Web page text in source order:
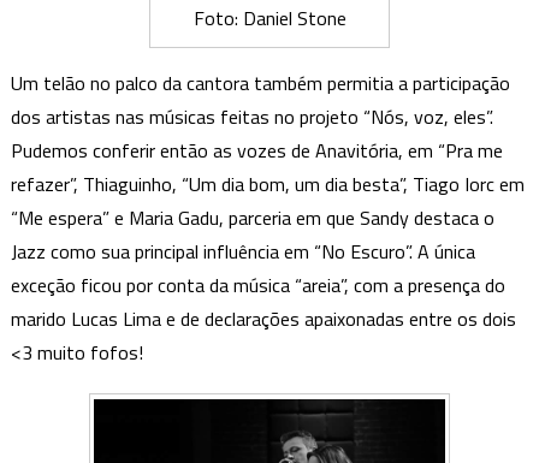
Foto: Daniel Stone
Um telão no palco da cantora também permitia a participação
dos artistas nas músicas feitas no projeto “Nós, voz, eles”.
Pudemos conferir então as vozes de Anavitória, em “Pra me
refazer”, Thiaguinho, “Um dia bom, um dia besta”, Tiago Iorc em
“Me espera” e Maria Gadu, parceria em que Sandy destaca o
Jazz como sua principal influência em “No Escuro”. A única
exceção ficou por conta da música “areia”, com a presença do
marido Lucas Lima e de declarações apaixonadas entre os dois
<3 muito fofos!